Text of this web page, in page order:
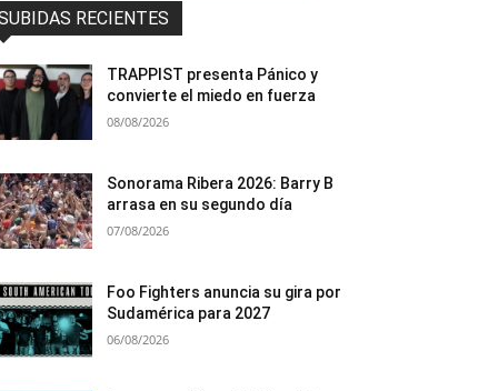
RECIENTES
TRAPPIST presenta Pánico y
convierte el miedo en fuerza
08/08/2026
Sonorama Ribera 2026: Barry B
arrasa en su segundo día
07/08/2026
Foo Fighters anuncia su gira por
Sudamérica para 2027
06/08/2026